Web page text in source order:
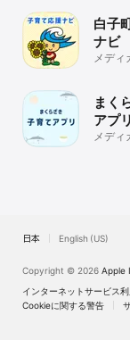
白子
ナビ
メディ
まく
アプリ
メディ
日本 English (US)
Copyright © 2026 Apple
インターネットサービス
Cookieに関する警告